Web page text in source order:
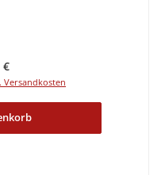
Preis:
€
Versandkosten